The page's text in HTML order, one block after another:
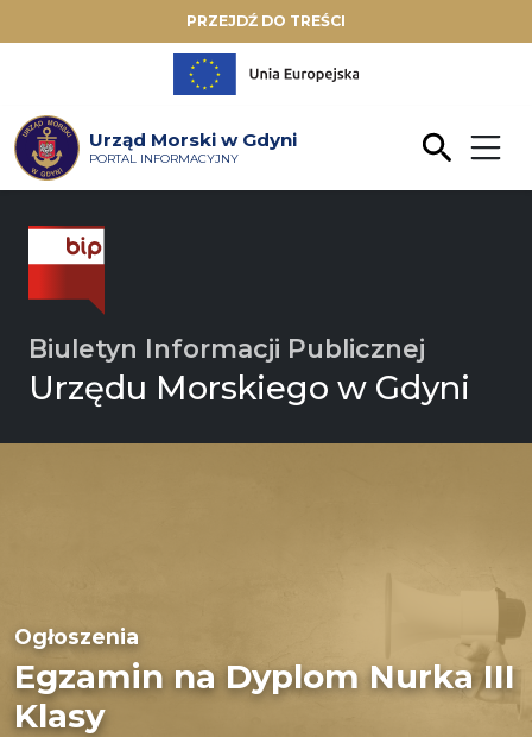
PRZEJDŹ DO TREŚCI
Urząd Morski w Gdyni
PORTAL INFORMACYJNY
Biuletyn Informacji Publicznej
Urzędu Morskiego w Gdyni
Ogłoszenia
Egzamin na Dyplom Nurka III
Klasy